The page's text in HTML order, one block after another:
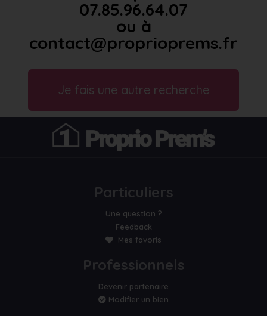
07.85.96.64.07
ou à
contact@proprioprems.fr
Je fais une autre recherche
Particuliers
Une question ?
Feedback
Mes favoris
Professionnels
Devenir partenaire
Modifier un bien